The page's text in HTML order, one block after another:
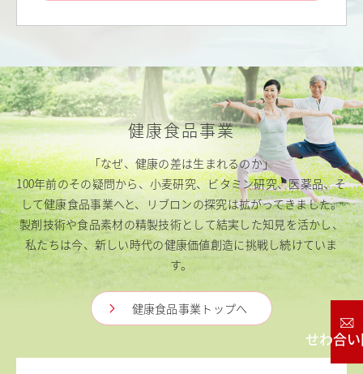
健康食品事業
「なぜ、健康の差は生まれるのか」
100年前のその疑問から、小麦研究、ビタミン研究、医薬品、そ
して健康食品事業へと、リブロンの探究は拡がってきました。
製剤技術や食品素材の精製技術として結実した知見を活かし、
私たちは今、新しい時代の健康価値創造に挑戦し続けていま
す。
健康食品事業トップへ
お問い合わせ